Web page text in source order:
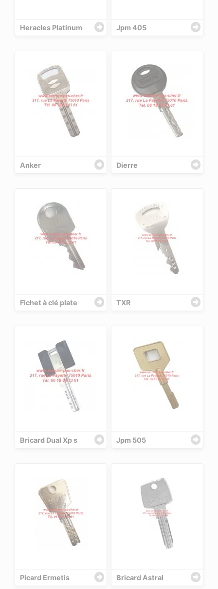
Heracles Platinum Jpm 405
Anker Dierre
Fichet à clé plate TXR
Bricard Dual Xp s Jpm 505
Picard Ermetis Bricard Astral